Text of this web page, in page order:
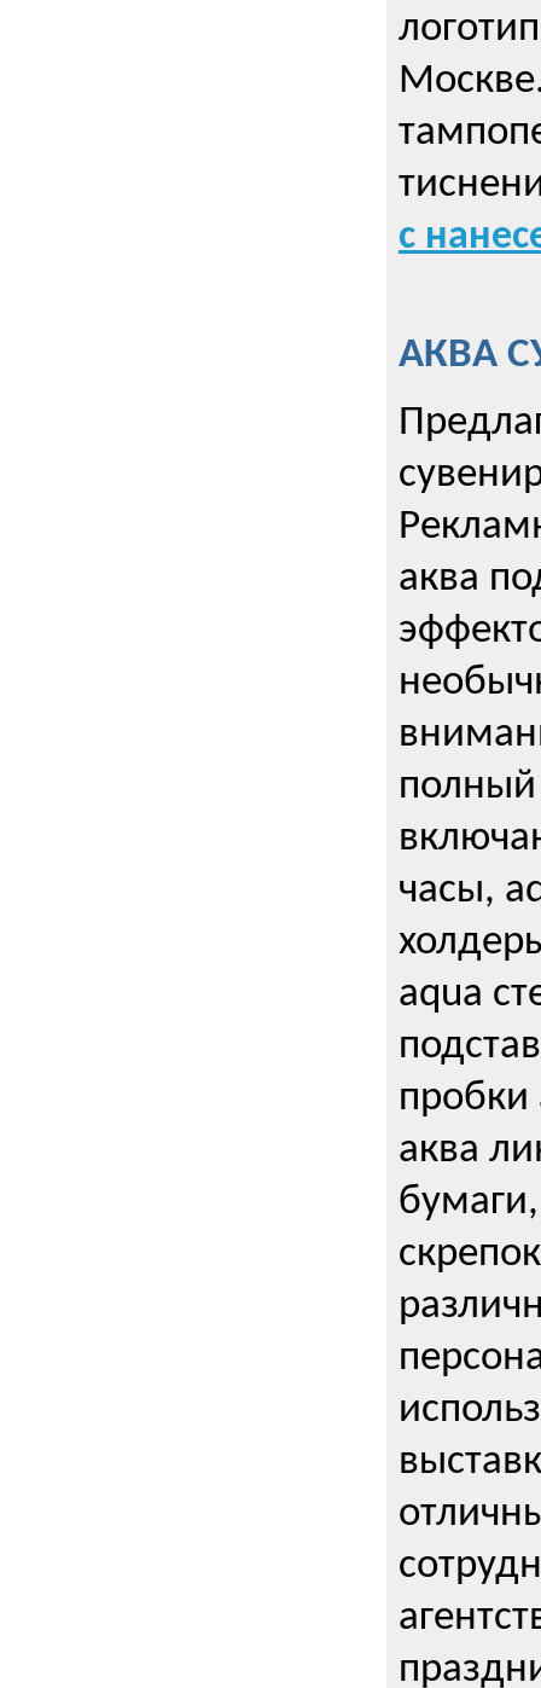
с
АКВА
аква
полный
часы,
aqua
пробки
аква